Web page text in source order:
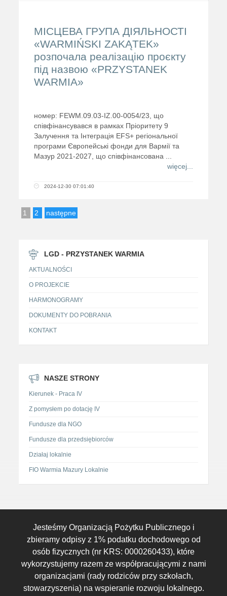
МІСЦЕВА ГРУПА ДІЯЛЬНОСТІ
«WARMIŃSKI ZAKĄTEK»
розпочала реалізацію проєкту
під назвою «PRZYSTANEK
WARMIA»
номер: FEWM.09.03-IZ.00-0054/23, що
співфінансувався в рамках Пріоритету 9
Залучення та Інтеграція EFS+ регіональної
програми Європейські фонди для Вармії та
Мазур 2021-2027, що співфінансована ...
więcej...
2024-12-30 07:01:40
1 2 następne
LGD - PRZYSTANEK WARMIA
AKTUALNOŚCI
O PROJEKCIE
HARMONOGRAMY
DOKUMENTY DO POBRANIA
KONTAKT
NASZE STRONY
Kierunek - Praca IV
Z pomysłem po dotację IV
Fundusze dla NGO
Fundusze dla przedsiębiorców
Działaj lokalnie
FIO Warmia Mazury Lokalnie
Jesteśmy Organizacją Pożytku Publicznego i
zbieramy odpisy z 1% podatku dochodowego od
osób fizycznych (nr KRS: 0000260433), które
wykorzystujemy razem ze współpracującymi z nami
organizacjami (rady rodziców przy szkołach,
stowarzyszenia) na wspieranie rozwoju lokalnego.